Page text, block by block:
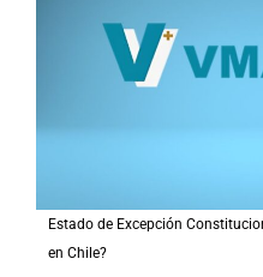
Estado de Excepción
en Chile?